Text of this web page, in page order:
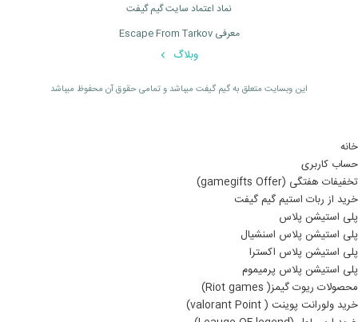
نماد اعتماد سایت گیم گیفت
معرفی Escape From Tarkov
وبلاگ
اين وبسايت متعلق به گیم گیفت ميباشد و تمامی حقوق آن محفوظ ميباشد
خانه
حساب کاربری
تخفیفات هفتگی (gamegifts Offer)
خرید از ربات استیم گیم گیفت
پلی استیشن پلاس
پلی استیشن پلاس اسنشیال
پلی استیشن پلاس اکسترا
پلی استیشن پلاس پرمیموم
محصولات ریوت گیمز( Riot games)
خرید ولورانت پوینت ( valorant Point)